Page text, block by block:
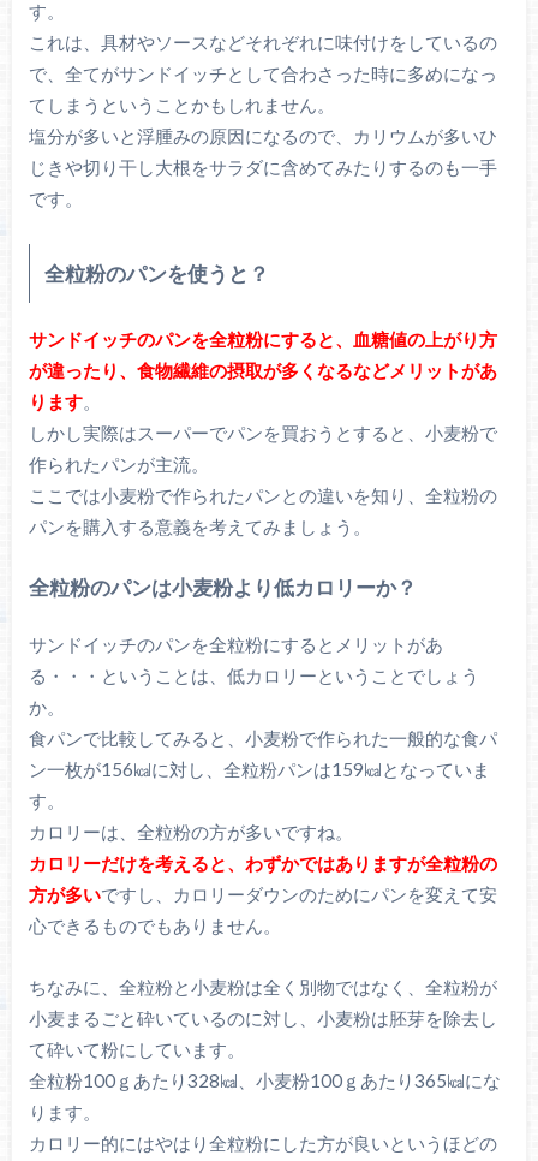
す。
これは、具材やソースなどそれぞれに味付けをしているの
で、全てがサンドイッチとして合わさった時に多めになっ
てしまうということかもしれません。
塩分が多いと浮腫みの原因になるので、カリウムが多いひ
じきや切り干し大根をサラダに含めてみたりするのも一手
です。
全粒粉のパンを使うと？
サンドイッチのパンを全粒粉にすると、血糖値の上がり方
が違ったり、食物繊維の摂取が多くなるなどメリットがあ
ります。
しかし実際はスーパーでパンを買おうとすると、小麦粉で
作られたパンが主流。
ここでは小麦粉で作られたパンとの違いを知り、全粒粉の
パンを購入する意義を考えてみましょう。
全粒粉のパンは小麦粉より低カロリーか？
サンドイッチのパンを全粒粉にするとメリットがあ
る・・・ということは、低カロリーということでしょう
か。
食パンで比較してみると、小麦粉で作られた一般的な食パ
ン一枚が156㎉に対し、全粒粉パンは159㎉となっていま
す。
カロリーは、全粒粉の方が多いですね。
カロリーだけを考えると、わずかではありますが全粒粉の
方が多いですし、カロリーダウンのためにパンを変えて安
心できるものでもありません。
ちなみに、全粒粉と小麦粉は全く別物ではなく、全粒粉が
小麦まるごと砕いているのに対し、小麦粉は胚芽を除去し
て砕いて粉にしています。
全粒粉100ｇあたり328㎉、小麦粉100ｇあたり365㎉にな
ります。
カロリー的にはやはり全粒粉にした方が良いというほどの